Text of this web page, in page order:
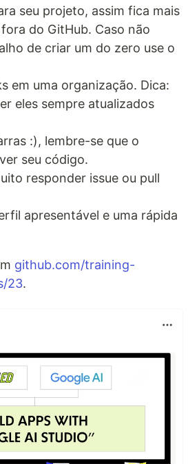
seu projeto, assim fica mais
do GitHub. Caso não
de criar um do zero use o
em uma organização. Dica:
eles sempre atualizados
:), lembre-se que o
seu código.
responder issue ou pull
apresentável e uma rápida
github.com/training-
23.